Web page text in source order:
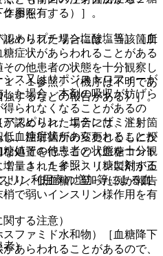
用を有する）］。
トリプチリン塩酸塩等）［血
症状があらわれることがある
の他患者の状態を十分観察し
．１参照〕（機序は不明であ
するなどの報告がある）］。
スピリン、エテンザミド）
血糖症状があらわれることが
値その他患者の状態を十分観
．１．１参照〕（糖に対する
リン利用率の増加等による血
で弱いインスリン様作用を有
ファミド水和物）［血糖降下
あらわれることがあるので、
２参照〕。
められた場合には、当該箇所
ス又はリポジストロフィーが
た場合、本剤の吸収が妨げら
られなくなることがあるの
認められた場合には、注射箇
、注射箇所の変更とともに投
処置を行うこと（血糖コント
量されたインスリン製剤が正
り、低血糖に至った例が報告
する注意）
）